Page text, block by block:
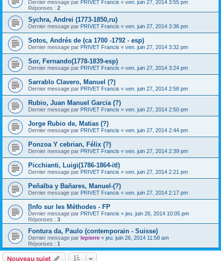
Dernier message par PRIVET Francis « ven. juin 27, 2014 3:55 pm
Réponses : 2
Sychra, Andrei (1773-1850,ru)
Dernier message par PRIVET Francis « ven. juin 27, 2014 3:36 pm
Sotos, Andrés de (ca 1700 -1792 - esp)
Dernier message par PRIVET Francis « ven. juin 27, 2014 3:32 pm
Sor, Fernando(1778-1839-esp)
Dernier message par PRIVET Francis « ven. juin 27, 2014 3:24 pm
Sarrablo Clavero, Manuel (?)
Dernier message par PRIVET Francis « ven. juin 27, 2014 2:58 pm
Rubio, Juan Manuel Garcia (?)
Dernier message par PRIVET Francis « ven. juin 27, 2014 2:50 pm
Jorge Rubio de, Matias (?)
Dernier message par PRIVET Francis « ven. juin 27, 2014 2:44 pm
Ponzoa Y cebrian, Félix (?)
Dernier message par PRIVET Francis « ven. juin 27, 2014 2:39 pm
Picchianti, Luigi(1786-1864-itl)
Dernier message par PRIVET Francis « ven. juin 27, 2014 2:21 pm
Peñalba y Bañares, Manuel-(?)
Dernier message par PRIVET Francis « ven. juin 27, 2014 2:17 pm
[Info sur les Méthodes - FP
Dernier message par PRIVET Francis « jeu. juin 26, 2014 10:05 pm
Réponses : 3
Fontura da, Paulo (contemporain - Suisse)
Dernier message par lepierre « jeu. juin 26, 2014 11:58 am
Réponses : 1
Nouveau sujet